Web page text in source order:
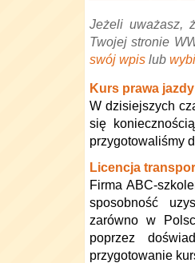
Jeżeli uważasz,
Twojej stronie
swój wpis lub
Kurs prawa
W dzisiejszych
się
przygotowaliśmy
Licencja
Firma ABC-
sposobność
zarówno w
poprzez
przygotowanie